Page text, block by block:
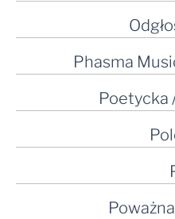
Phasma
Poetycka